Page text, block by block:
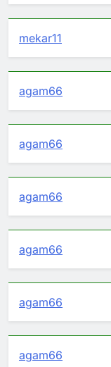
mekar11
agam66
agam66
agam66
agam66
agam66
agam66